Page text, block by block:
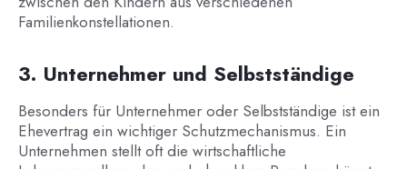
Familienkonstellationen.
3. Unternehmer und Selbstständige
Besonders für Unternehmer oder Selbstständige ist ein
Ehevertrag ein wichtiger Schutzmechanismus. Ein
Unternehmen stellt oft die wirtschaftliche